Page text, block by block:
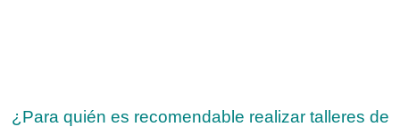
¿Para quién es recomendable realizar talleres de